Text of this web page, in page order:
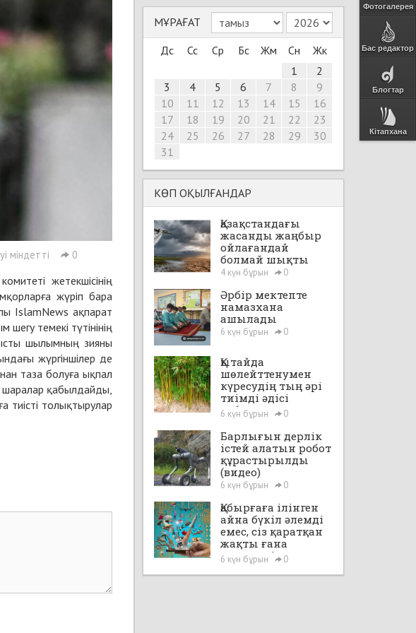
Фотогалерея
Бас редактор
Блогтар
Кітапхана
міндетті 0
жетекшісінің
жүріп бара
IslamNews ақпарат
темекі түтінінің
шылымның зияны
жүргіншілер де
таза болуға ықпал
шаралар қабылдайды,
тиісті толықтырулар
МҰРАҒАТ
Дс
Сс Ср Бс Жм Сн
Жк
1
2
3
4 5 6 7 8
9
10
11 12 13 14 15
16
17
18 19 20 21 22
23
24
25 26 27 28 29
30
31
КӨП ОҚЫЛҒАНДАР
Қазақстандағы
жасанды жаңбыр
ойлағандай
болмай шықты
4 күн бұрын 0
Әрбір мектепте
намазхана
ашылады
6 күн бұрын 0
Қытайда
шөлейттенумен
күресудің тың әрі
тиімді әдісі
табылды
6 күн бұрын 0
Барлығын дерлік
істей алатын робот
құрастырылды
(видео)
6 күн бұрын 0
Қабырғаға ілінген
айна бүкіл әлемді
емес, сіз қаратқан
жақты ғана
көрсетеді
6 күн бұрын 0